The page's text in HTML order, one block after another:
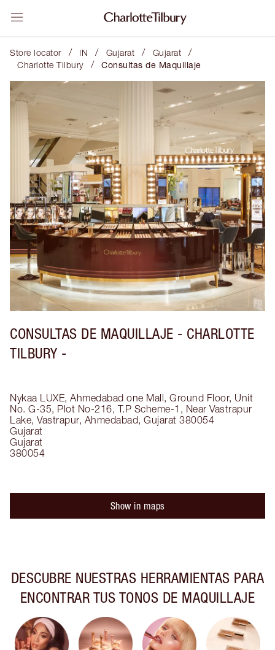
Store locator / IN / Gujarat / Gujarat /
Charlotte Tilbury / Consultas de Maquillaje
CONSULTAS DE MAQUILLAJE - CHARLOTTE
TILBURY -
Nykaa LUXE, Ahmedabad one Mall, Ground Floor, Unit
No. G-35, Plot No-216, T.P Scheme-1, Near Vastrapur
Lake, Vastrapur, Ahmedabad, Gujarat 380054
Gujarat
Gujarat
380054
Show in maps
DESCUBRE NUESTRAS HERRAMIENTAS PARA
ENCONTRAR TUS TONOS DE MAQUILLAJE